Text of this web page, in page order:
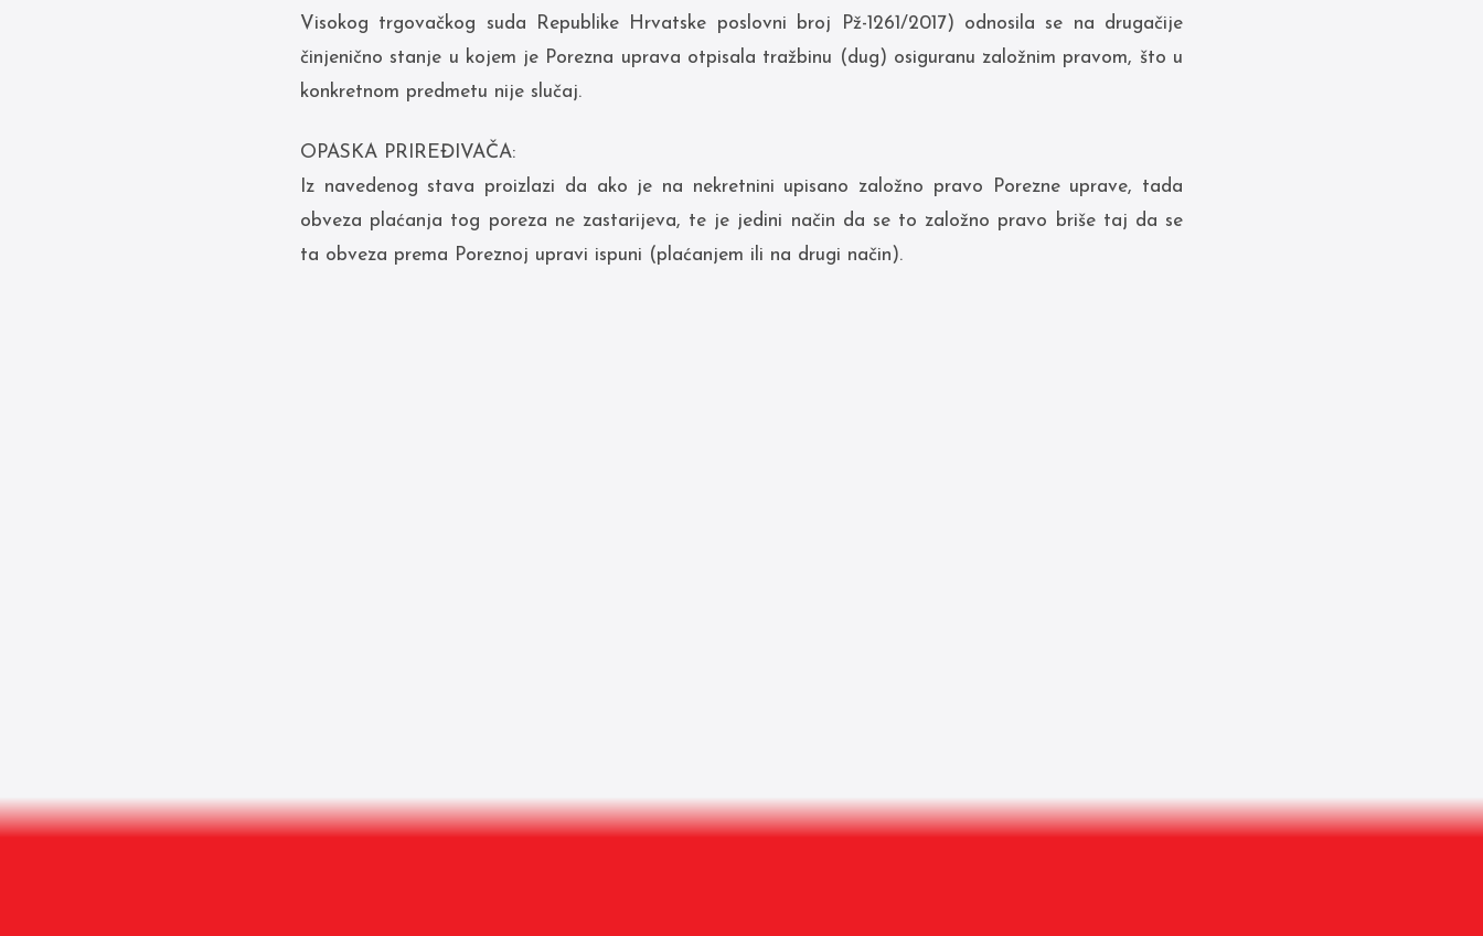
Visokog trgovačkog suda Republike Hrvatske poslovni broj Pž-1261/2017) odnosila se na drugačije
činjenično stanje u kojem je Porezna uprava otpisala tražbinu (dug) osiguranu založnim pravom, što u
konkretnom predmetu nije slučaj.
OPASKA PRIREĐIVAČA:
Iz navedenog stava proizlazi da ako je na nekretnini upisano založno pravo Porezne uprave, tada
obveza plaćanja tog poreza ne zastarijeva, te je jedini način da se to založno pravo briše taj da se
ta obveza prema Poreznoj upravi ispuni (plaćanjem ili na drugi način).